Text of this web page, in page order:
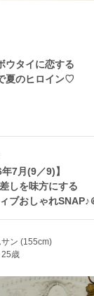
ウタイに恋する
夏のヒロイン♡
年7月(9／9)】
しを味方にする
ブおしゃれSNAP♪
ン (155cm)
25歳